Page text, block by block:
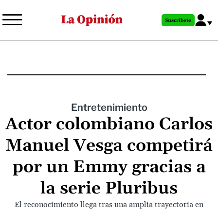
al
principal
Suscríbete
Entretenimiento
Actor colombiano Carlos
Manuel Vesga competirá
por un Emmy gracias a
la serie Pluribus
El reconocimiento llega tras una amplia trayectoria en